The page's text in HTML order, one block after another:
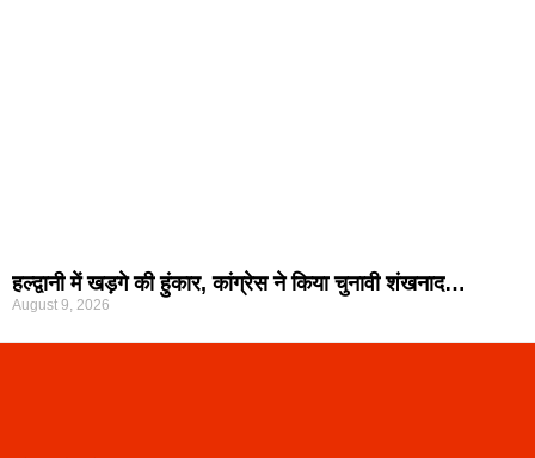
हल्द्वानी में खड़गे की हुंकार, कांग्रेस ने किया चुनावी शंखनाद…
August 9, 2026